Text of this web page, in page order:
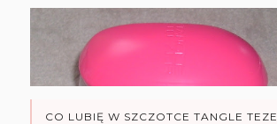
CO LUBIĘ W SZCZOTCE TANGLE